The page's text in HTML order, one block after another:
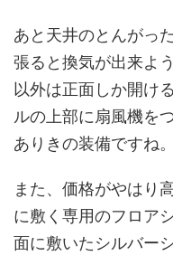
あと天井のとんがっ
張ると換気が出来よ
以外は正面しか開け
ルの上部に扇風機を
ありきの装備ですね。
また、価格がやはり
に敷く専用のフロア
面に敷いたシルバー